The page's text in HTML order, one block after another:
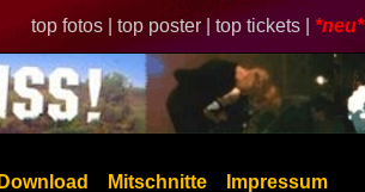
top fotos | top poster | top tickets | *neu*
Download Mitschnitte Impressum